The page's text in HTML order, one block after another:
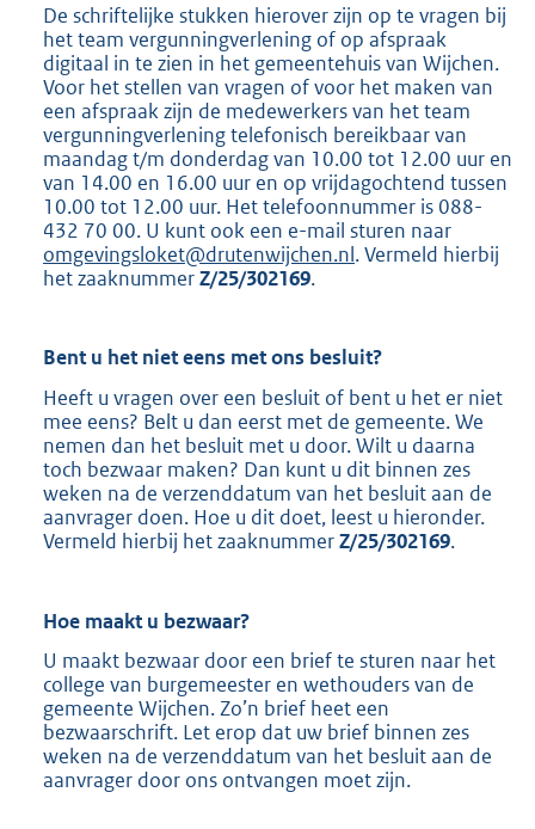
De schriftelijke stukken hierover zijn op te vragen bij
het team vergunningverlening of op afspraak
digitaal in te zien in het gemeentehuis van Wijchen.
Voor het stellen van vragen of voor het maken van
een afspraak zijn de medewerkers van het team
vergunningverlening telefonisch bereikbaar van
maandag t/m donderdag van 10.00 tot 12.00 uur en
van 14.00 en 16.00 uur en op vrijdagochtend tussen
10.00 tot 12.00 uur. Het telefoonnummer is 088-
432 70 00. U kunt ook een e-mail sturen naar
omgevingsloket@drutenwijchen.nl. Vermeld hierbij
het zaaknummerZ/25/302169.
Bent u het niet eens met ons besluit?
Heeft u vragen over een besluit of bent u het er niet
mee eens? Belt u dan eerst met de gemeente. We
nemen dan het besluit met u door. Wilt u daarna
toch bezwaar maken? Dan kunt u dit binnen zes
weken na de verzenddatum van het besluit aan de
aanvrager doen. Hoe u dit doet, leest u hieronder.
Vermeld hierbij het zaaknummerZ/25/302169.
Hoe maakt u bezwaar?
U maakt bezwaar door een brief te sturen naar het
college van burgemeester en wethouders van de
gemeente Wijchen. Zo’n brief heet een
bezwaarschrift. Let erop dat uw brief binnen zes
weken na de verzenddatum van het besluit aan de
aanvrager door ons ontvangen moet zijn.